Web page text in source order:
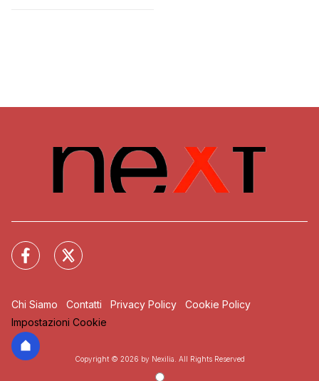
Chi Siamo Contatti Privacy Policy
Cookie Policy
Impostazioni Cookie
Copyright © 2026 by Nexilia. All Rights Reserved